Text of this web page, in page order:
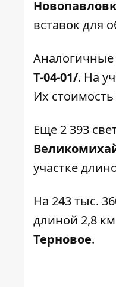
вставок для
Аналогичные
Т-04-01/. На
Их
Еще 2 393
участке
На 243 тыс.
длиной 2,8
Терновое.